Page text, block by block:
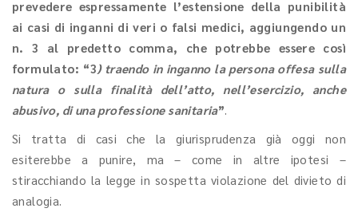
prevedere espressamente l’estensione della punibilità
ai casi di inganni di veri o falsi medici, aggiungendo un
n. 3 al predetto comma, che potrebbe essere così
formulato: “3) traendo in inganno la persona offesa sulla
natura o sulla finalità dell’atto, nell’esercizio, anche
abusivo, di una professione sanitaria”.
Si tratta di casi che la giurisprudenza già oggi non
esiterebbe a punire, ma – come in altre ipotesi –
stiracchiando la legge in sospetta violazione del divieto di
analogia.